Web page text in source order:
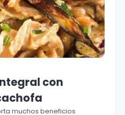
con
muchos beneficios